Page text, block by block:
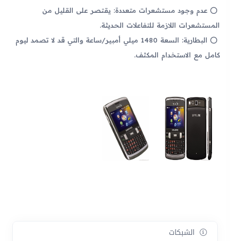
عدم وجود مستشعرات متعددة: يقتصر على القليل من
المستشعرات اللازمة للتفاعلات الحديثة.
البطارية: السعة 1480 ميلي أمبير/ساعة والتي قد لا تصمد ليوم
كامل مع الاستخدام المكثف.
الشبكات